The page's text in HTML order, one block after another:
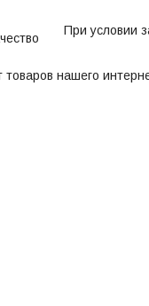
При условии
нашего